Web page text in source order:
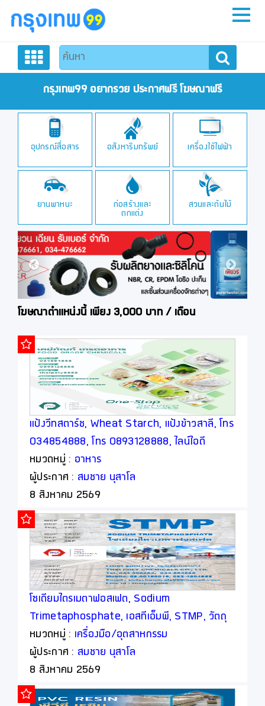
หน้าหลัก
สมัครสมาชิก
ลงประกาศฟรี
ติดต่อเรา
กรุงเทพ99 อยากรวย ประกาศฟรี โฆษณาฟรี
อุปกรณ์สื่อสาร
ยานพาหนะ
อสังหาริมทรัพย์
ก่อสร้างและ
ตกแต่ง
เครื่องใช้ไฟฟ้า
สวนและต้นไม้
Previous Next
โฆษณาตำแหน่งนี้ เพียง 3,000 บาท / เดือน
แป้งวีทสตาร์ช, Wheat Starch, แป้งข้าวสาลี, โทร
034854888, โทร 0893128888, ไลน์ไอดี
thaipoly8888
หมวดหมู่ : อาหาร
ผู้ประกาศ : สมชาย นุสาโล
8 สิงหาคม 2569
โซเดียมไตรเมตาฟอสเฟต, Sodium
Trimetaphosphate, เอสทีเอ็มพี, STMP, วัตถุ
เจือปนอาหาร, Food Additive
หมวดหมู่ : เครื่องมือ/อุตสาหกรรม
ผู้ประกาศ : สมชาย นุสาโล
8 สิงหาคม 2569